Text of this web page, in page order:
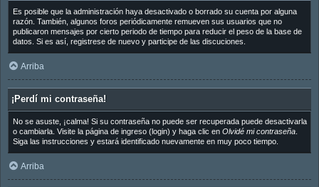
Es posible que la administración haya desactivado o borrado su cuenta por alguna
razón. También, algunos foros periódicamente remueven sus usuarios que no
publicaron mensajes por cierto periodo de tiempo para reducir el peso de la base de
datos. Si es así, registrese de nuevo y participe de las discuciones.
Arriba
¡Perdí mi contraseña!
No se asuste, ¡calma! Si su contraseña no puede ser recuperada puede desactivarla
o cambiarla. Visite la página de ingreso (login) y haga clic en Olvidé mi contraseña.
Siga las instrucciones y estará identificado nuevamente en muy poco tiempo.
Arriba